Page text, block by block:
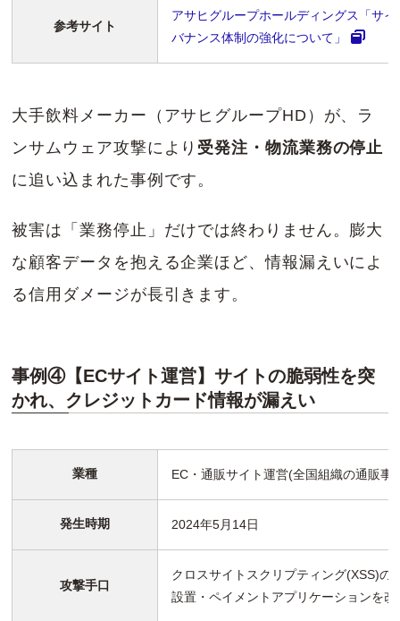
参考サイト
アサヒグループホールディングス「サ
バナンス体制の強化について」
大手飲料メーカー（アサヒグループHD）が、ラ
ンサムウェア攻撃により 受発注・物流業務の停止
に追い込まれた事例です。
被害は「業務停止」だけでは終わりません。膨大
な顧客データを抱える企業ほど、情報漏えいによ
る信用ダメージが長引きます。
事例④【ECサイト運営】サイトの脆弱性を突
かれ、クレジットカード情報が漏えい
業種 EC・通販サイト運営(全国組織の通販事
発生時期 2024年5月14日
攻撃手口
クロスサイトスクリプティング(XSS)の
設置・ペイメントアプリケーションを